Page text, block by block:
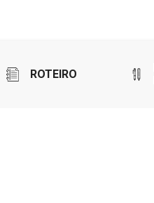
ROTEIRO